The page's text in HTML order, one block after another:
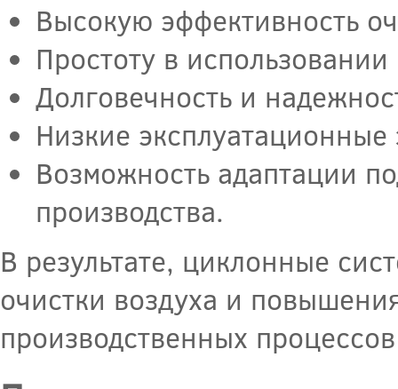
Высокую эффективность
Простоту в
Долговечность и
Низкие эксплуатационные
Возможность адаптации
производства.
В результате, циклонные
очистки воздуха и
производственных